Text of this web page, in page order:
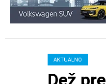
AKTUALNO